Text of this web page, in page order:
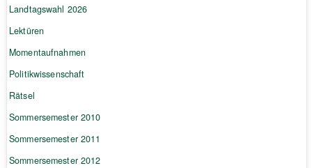
Landtagswahl 2026
Lektüren
Momentaufnahmen
Politikwissenschaft
Rätsel
Sommersemester 2010
Sommersemester 2011
Sommersemester 2012